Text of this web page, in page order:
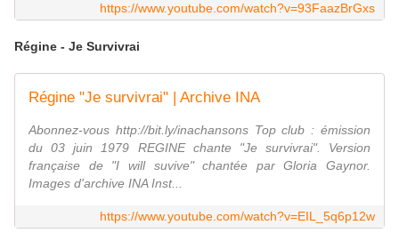
https://www.youtube.com/watch?v=93FaazBrGxs
Régine - Je Survivrai
Régine "Je survivrai" | Archive INA
Abonnez-vous http://bit.ly/inachansons Top club : émission
du 03 juin 1979 REGINE chante "Je survivrai". Version
française de "I will suvive" chantée par Gloria Gaynor.
Images d'archive INA Inst...
https://www.youtube.com/watch?v=EIL_5q6p12w